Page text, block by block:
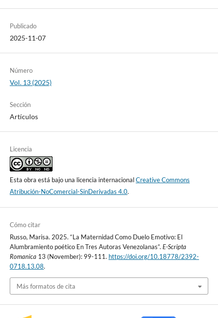
Publicado
2025-11-07
Número
Vol. 13 (2025)
Sección
Artículos
Licencia
Esta obra está bajo una licencia internacionalCreative Commons
Atribución-NoComercial-SinDerivadas 4.0.
Cómo citar
Russo, Marisa. 2025. “La Maternidad Como Duelo Emotivo: El
Alumbramiento poético En Tres Autoras Venezolanas”. E-Scripta
Romanica 13 (November): 99-111. https://doi.org/10.18778/2392-
0718.13.08.
Más formatos de cita